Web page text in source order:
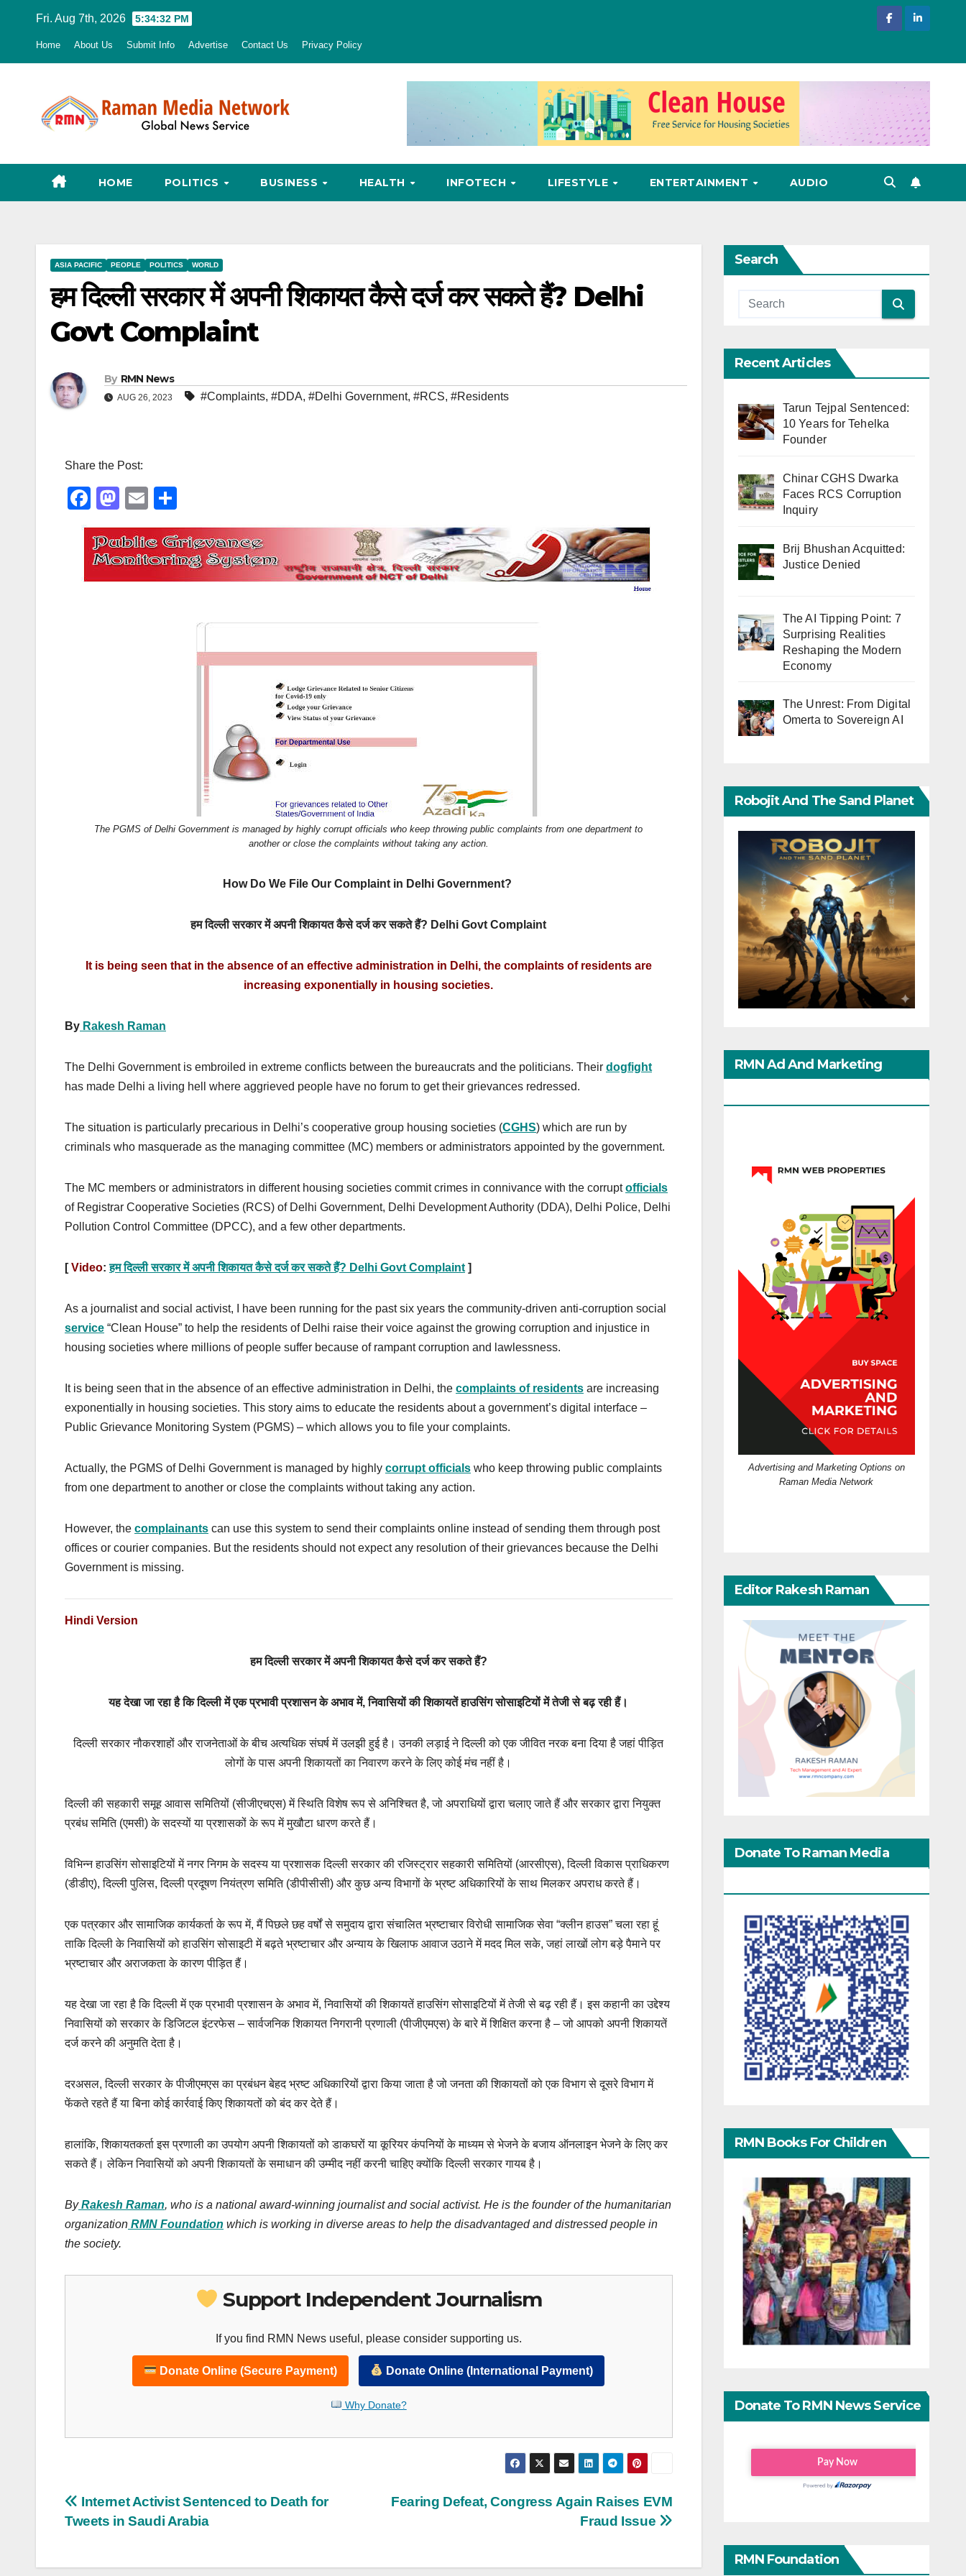
Fri. Aug 7th, 2026 5:34:33 PM
Home About Us Submit Info Advertise Contact Us Privacy Policy
HOME POLITICS BUSINESS HEALTH INFOTECH LIFESTYLE ENTERTAINMENT AUDIO
ASIA PACIFIC PEOPLE POLITICS WORLD
हम दिल्ली सरकार में अपनी शिकायत कैसे दर्ज कर सकते हैं? Delhi
Govt Complaint
By RMN News
AUG 26, 2023 #Complaints, #DDA, #Delhi Government, #RCS, #Residents
Share the Post:
F
a
c
e
b
M
a
st
o
d
E
m
ail
h
ar
e
The PGMS of Delhi Government is managed by highly corrupt officials who keep throwing public complaints from one department to
another or close the complaints without taking any action.
How Do We File Our Complaint in Delhi Government?
हम दिल्ली सरकार में अपनी शिकायत कैसे दर्ज कर सकते हैं? Delhi Govt Complaint
It is being seen that in the absence of an effective administration in Delhi, the complaints of residents are
increasing exponentially in housing societies.
By Rakesh Raman
The Delhi Government is embroiled in extreme conflicts between the bureaucrats and the politicians. Their dogfight
has made Delhi a living hell where aggrieved people have no forum to get their grievances redressed.
The situation is particularly precarious in Delhi’s cooperative group housing societies (CGHS) which are run by
criminals who masquerade as the managing committee (MC) members or administrators appointed by the government.
The MC members or administrators in different housing societies commit crimes in connivance with the corruptofficials
of Registrar Cooperative Societies (RCS) of Delhi Government, Delhi Development Authority (DDA), Delhi Police, Delhi
Pollution Control Committee (DPCC), and a few other departments.
[Video:हम दिल्ली सरकार में अपनी शिकायत कैसे दर्ज कर सकते हैं? Delhi Govt Complaint ]
As a journalist and social activist, I have been running for the past six years the community-driven anti-corruption social
service “Clean House” to help the residents of Delhi raise their voice against the growing corruption and injustice in
housing societies where millions of people suffer because of rampant corruption and lawlessness.
It is being seen that in the absence of an effective administration in Delhi, the complaints of residents are increasing
exponentially in housing societies. This story aims to educate the residents about a government’s digital interface –
Public Grievance Monitoring System (PGMS) – which allows you to file your complaints.
Actually, the PGMS of Delhi Government is managed by highly corrupt officials who keep throwing public complaints
from one department to another or close the complaints without taking any action.
However, the complainants can use this system to send their complaints online instead of sending them through post
offices or courier companies. But the residents should not expect any resolution of their grievances because the Delhi
Government is missing.
Hindi Version
हम दिल्ली सरकार में अपनी शिकायत कैसे दर्ज कर सकते हैं?
यह देखा जा रहा है कि दिल्ली में एक प्रभावी प्रशासन के अभाव में, निवासियों की शिकायतें हाउसिंग सोसाइटियों में तेजी से बढ़ रही हैं।
दिल्ली सरकार नौकरशाहों और राजनेताओं के बीच अत्यधिक संघर्ष में उलझी हुई है। उनकी लड़ाई ने दिल्ली को एक जीवित नरक बना दिया है जहां पीड़ित
लोगों के पास अपनी शिकायतों का निवारण करने के लिए कोई मंच नहीं है।
दिल्ली की सहकारी समूह आवास समितियों (सीजीएचएस) में स्थिति विशेष रूप से अनिश्चित है, जो अपराधियों द्वारा चलाए जाते हैं और सरकार द्वारा नियुक्त
प्रबंध समिति (एमसी) के सदस्यों या प्रशासकों के रूप में मुखौटा धारण करते हैं।
विभिन्न हाउसिंग सोसाइटियों में नगर निगम के सदस्य या प्रशासक दिल्ली सरकार की रजिस्ट्रार सहकारी समितियों (आरसीएस), दिल्ली विकास प्राधिकरण
(डीडीए), दिल्ली पुलिस, दिल्ली प्रदूषण नियंत्रण समिति (डीपीसीसी) और कुछ अन्य विभागों के भ्रष्ट अधिकारियों के साथ मिलकर अपराध करते हैं।
एक पत्रकार और सामाजिक कार्यकर्ता के रूप में, मैं पिछले छह वर्षों से समुदाय द्वारा संचालित भ्रष्टाचार विरोधी सामाजिक सेवा “क्लीन हाउस” चला रहा हूं
ताकि दिल्ली के निवासियों को हाउसिंग सोसाइटी में बढ़ते भ्रष्टाचार और अन्याय के खिलाफ आवाज उठाने में मदद मिल सके, जहां लाखों लोग बड़े पैमाने पर
भ्रष्टाचार और अराजकता के कारण पीड़ित हैं।
यह देखा जा रहा है कि दिल्ली में एक प्रभावी प्रशासन के अभाव में, निवासियों की शिकायतें हाउसिंग सोसाइटियों में तेजी से बढ़ रही हैं। इस कहानी का उद्देश्य
निवासियों को सरकार के डिजिटल इंटरफेस – सार्वजनिक शिकायत निगरानी प्रणाली (पीजीएमएस) के बारे में शिक्षित करना है – जो आपको अपनी शिकायतें
दर्ज करने की अनुमति देता है।
दरअसल, दिल्ली सरकार के पीजीएमएस का प्रबंधन बेहद भ्रष्ट अधिकारियों द्वारा किया जाता है जो जनता की शिकायतों को एक विभाग से दूसरे विभाग में
फेंकते रहते हैं या बिना कोई कार्रवाई किए शिकायतों को बंद कर देते हैं।
हालांकि, शिकायतकर्ता इस प्रणाली का उपयोग अपनी शिकायतों को डाकघरों या कूरियर कंपनियों के माध्यम से भेजने के बजाय ऑनलाइन भेजने के लिए कर
सकते हैं। लेकिन निवासियों को अपनी शिकायतों के समाधान की उम्मीद नहीं करनी चाहिए क्योंकि दिल्ली सरकार गायब है।
By Rakesh Raman, who is a national award-winning journalist and social activist. He is the founder of the humanitarian
organization RMN Foundation which is working in diverse areas to help the disadvantaged and distressed people in
the society.
Support Independent Journalism
If you find RMN News useful, please consider supporting us.
Donate Online (Secure Payment) Donate Online (International Payment)
Why Donate?
Post
Fearing Defeat, Congress Again Raises EVM
Fraud Issue
Internet Activist Sentenced to Death for
Tweets in Saudi Arabia
Search
Recent Articles
Tarun Tejpal Sentenced:
10 Years for Tehelka
Founder
Chinar CGHS Dwarka
Faces RCS Corruption
Inquiry
Brij Bhushan Acquitted:
Justice Denied
The AI Tipping Point: 7
Surprising Realities
Reshaping the Modern
Economy
The Unrest: From Digital
Omerta to Sovereign AI
Robojit And The Sand Planet
RMN Ad And Marketing
Advertising and Marketing Options on
Raman Media Network
Editor Rakesh Raman
Donate To Raman Media
RMN Books For Children
Donate To RMN News Service
RMN Foundation